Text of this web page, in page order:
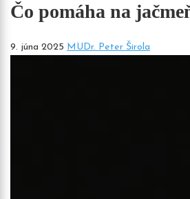
Čo pomáha na
9. júna 2025 MUDr. Peter Širola